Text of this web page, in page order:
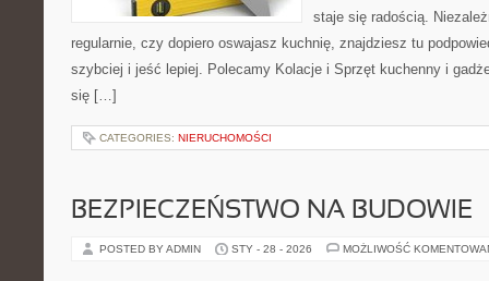
staje się radością.
regularnie, czy dopiero oswajasz kuchnię, znajdziesz tu
szybciej i jeść lepiej. Polecamy Kolacje i Sprzęt kuchenny i
się […]
CATEGORIES: NIERUCHOMOŚCI
BEZPIECZEŃSTWO NA BUDOWIE
POSTED BY ADMIN STY - 28 - 2026 MOŻLIWOŚĆ